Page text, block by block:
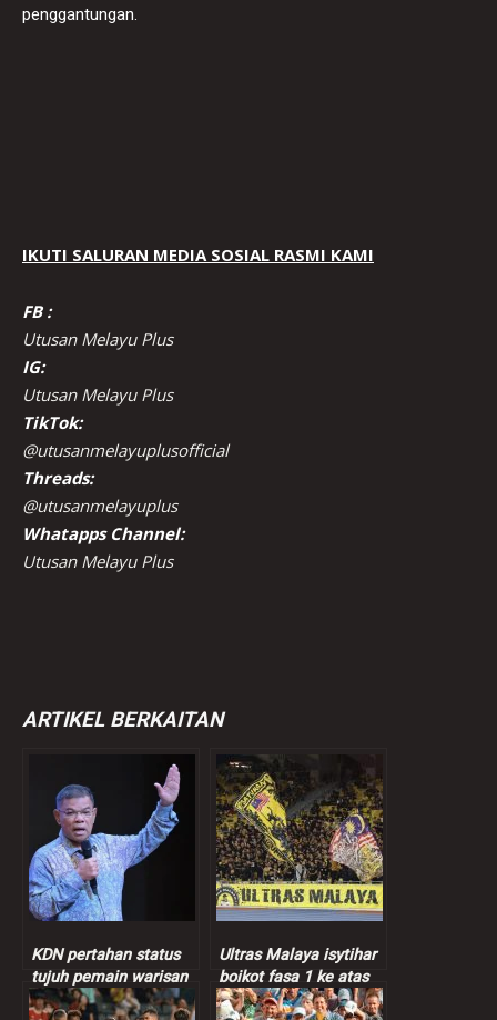
penggantungan.
IKUTI SALURAN MEDIA SOSIAL RASMI KAMI
FB :
Utusan Melayu Plus
IG:
Utusan Melayu Plus
TikTok:
@utusanmelayuplusofficial
Threads:
@utusanmelayuplus
Whatapps Channel:
Utusan Melayu Plus
ARTIKEL BERKAITAN
KDN pertahan status
tujuh pemain warisan
Harimau Malaya
Ultras Malaya isytihar
boikot fasa 1 ke atas
Harimau Malaya